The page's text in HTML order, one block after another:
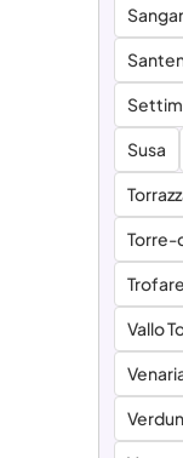
Susa
Torre-
Vallo